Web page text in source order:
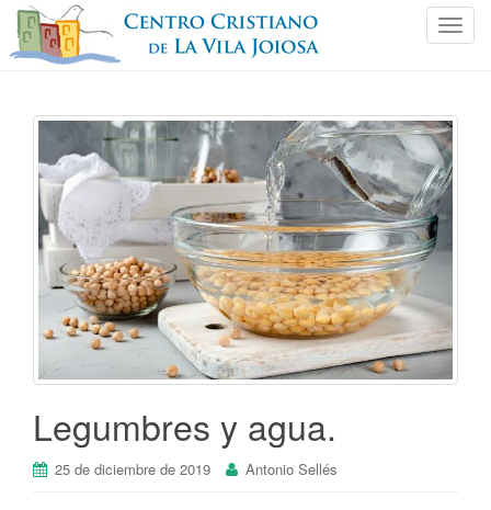
C
i
a
r
v
g
a
c
i
Legumbres y agua.
25 de diciembre de 2019 Antonio Sellés